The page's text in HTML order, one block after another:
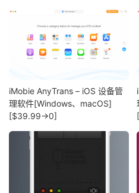
iMobie AnyTrans – iOS 设备管
理软件[Windows、macOS]
[$39.99→0]